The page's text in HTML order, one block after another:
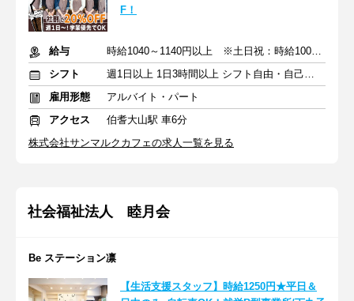
F！
給与
時給1040～1140円以上 ※土日祝：時給100円アップ
シフト
週1日以上 1日3時間以上 シフト自由・自己申告
雇用形態
アルバイト・パート
アクセス
伯耆大山駅 車6分
株式会社サンマルクカフェの求人一覧を見る
社会福祉法人 睦月会
Be ステーション凛
【生活支援スタッフ】時給1250円★平日＆